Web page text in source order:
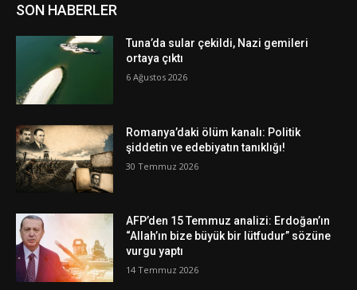
SON HABERLER
Tuna’da sular çekildi, Nazi gemileri
ortaya çıktı
6 Ağustos 2026
Romanya’daki ölüm kanalı: Politik
şiddetin ve edebiyatın tanıklığı!
30 Temmuz 2026
AFP’den 15 Temmuz analizi: Erdoğan’ın
“Allah’ın bize büyük bir lütfudur” sözüne
vurgu yaptı
14 Temmuz 2026